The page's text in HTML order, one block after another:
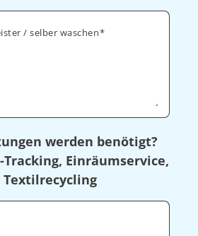
/ selber waschen
werden benötigt?
Tracking, Einräumservice,
Textilrecycling